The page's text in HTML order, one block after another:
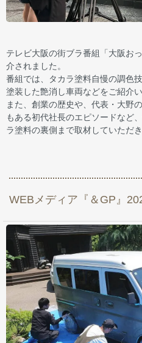
テレビ大阪の街ブラ番組「大阪お
介されました。
番組では、タカラ塗料自慢の調色
塗装した艶消し車両などをご紹介
また、創業の歴史や、代表・大野
もある初代社長のエピソードなど
ラ塗料の裏側まで取材していただき
WEBメディア『＆GP』